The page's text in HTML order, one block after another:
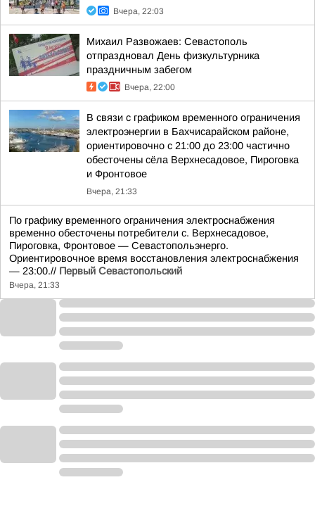
Вчера, 22:03
Михаил Развожаев: Севастополь
отпраздновал День физкультурника
праздничным забегом
Вчера, 22:00
В связи с графиком временного ограничения
электроэнергии в Бахчисарайском районе,
ориентировочно с 21:00 до 23:00 частично
обесточены сёла Верхнесадовое, Пироговка
и Фронтовое
Вчера, 21:33
По графику временного ограничения электроснабжения
временно обесточены потребители с. Верхнесадовое,
Пироговка, Фронтовое — Севастопольэнерго.
Ориентировочное время восстановления электроснабжения
— 23:00.// Первый Севастопольский
Вчера, 21:33